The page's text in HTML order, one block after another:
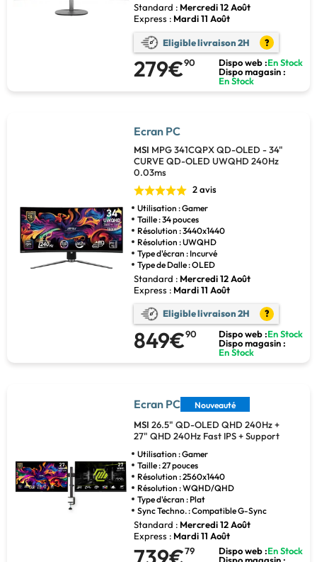
Standard : Mercredi 12 Août
Express : Mardi 11 Août
Eligible livraison 2H ?
279€90 Dispo web :En Stock
Dispo magasin :
En Stock
Ecran PC
MSI MPG 341CQPX QD-OLED - 34"
CURVE QD-OLED UWQHD 240Hz
0.03ms
2 avis
Utilisation : Gamer
Taille : 34 pouces
Résolution : 3440x1440
Résolution : UWQHD
Type d'écran : Incurvé
Type de Dalle : OLED
Standard : Mercredi 12 Août
Express : Mardi 11 Août
Eligible livraison 2H ?
849€90 Dispo web :En Stock
Dispo magasin :
En Stock
Ecran PC Nouveauté
MSI 26.5" QD-OLED QHD 240Hz +
27" QHD 240Hz Fast IPS + Support
Utilisation : Gamer
Taille : 27 pouces
Résolution : 2560x1440
Résolution : WQHD/QHD
Type d'écran : Plat
Sync Techno. : Compatible G-Sync
Standard : Mercredi 12 Août
Express : Mardi 11 Août
79 Dispo web :En Stock
Dispo magasin :